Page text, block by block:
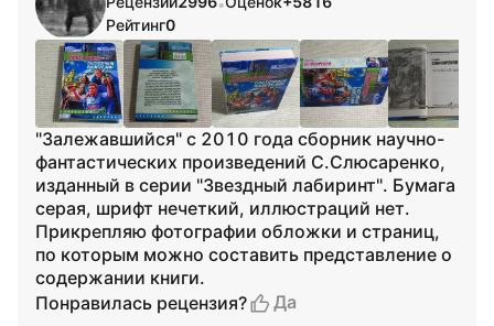
•
Рейтинг0
"Залежавшийся" с 2010 года сборник научно-
фантастических произведений С.Слюсаренко,
изданный в серии "Звездный лабиринт". Бумага
серая, шрифт нечеткий, иллюстраций нет.
Прикрепляю фотографии обложки и страниц,
по которым можно составить представление о
содержании книги.
Понравилась рецензия?
Да